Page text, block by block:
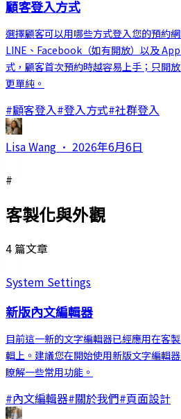
顧客登入方式
選擇顧客可以用哪些方式登入您的預約
LINE、Facebook（如有開放）以及
式，顧客首次預約時越容易上手；只開
更單純。
#顧客登入#登入方式#社群登入
Lisa Wang · 2026年6月6日
#
客製化與外觀
4 篇文章
System Settings
新版內文編輯器
目前這一新的文字編輯器已經應用在客
輯上。建議您在開始使用新版文字編輯
瞭解一些常用功能。
#內文編輯器#關於我們#頁面設計